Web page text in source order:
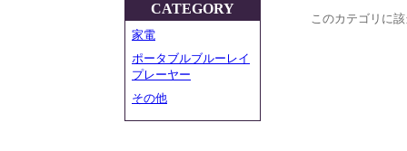
CATEGORY
家電
ポータブルブルーレイ
プレーヤー
その他
このカテゴリに